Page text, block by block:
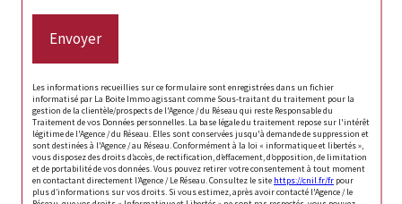
Envoyer
Les informations recueillies sur ce formulaire sont enregistrées dans un fichier
informatisé par La Boite Immo agissant comme Sous-traitant du traitement pour la
gestion de la clientèle/prospects de l'Agence / du Réseau qui reste Responsable du
Traitement de vos Données personnelles. La base légale du traitement repose sur l'intérêt
légitime de l'Agence / du Réseau. Elles sont conservées jusqu'à demande de suppression et
sont destinées à l'Agence / au Réseau. Conformément à la loi « informatique et libertés »,
vous disposez des droits d’accès, de rectification, d’effacement, d’opposition, de limitation
et de portabilité de vos données. Vous pouvez retirer votre consentement à tout moment
en contactant directement l’Agence / Le Réseau. Consultez le site https://cnil.fr/fr pour
plus d’informations sur vos droits. Si vous estimez, après avoir contacté l'Agence / le